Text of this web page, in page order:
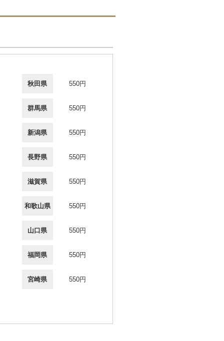
秋田県 550円
群馬県 550円
新潟県 550円
長野県 550円
滋賀県 550円
和歌山県 550円
山口県 550円
福岡県 550円
宮崎県 550円